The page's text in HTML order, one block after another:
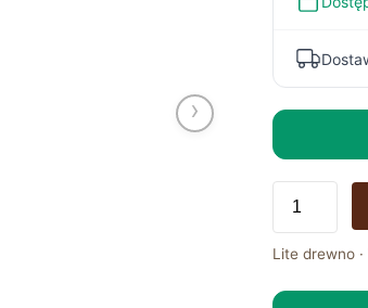
›
100cm
Styl
Lite drewno ·